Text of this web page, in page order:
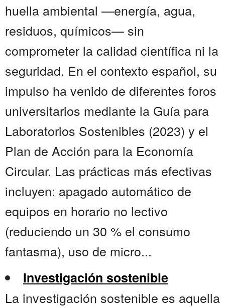
huella ambiental —energía, agua,
residuos, químicos— sin
comprometer la calidad científica ni la
seguridad. En el contexto español, su
impulso ha venido de diferentes foros
universitarios mediante la Guía para
Laboratorios Sostenibles (2023) y el
Plan de Acción para la Economía
Circular. Las prácticas más efectivas
incluyen: apagado automático de
equipos en horario no lectivo
(reduciendo un 30 % el consumo
fantasma), uso de micro...
Investigación sostenible
La investigación sostenible es aquella